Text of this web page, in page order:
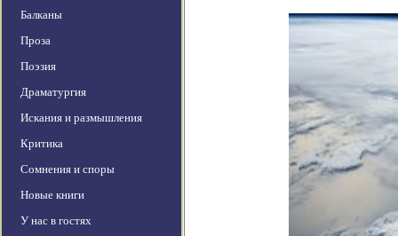
Балканы
Проза
Поэзия
Драматургия
Искания и размышления
Критика
Сомнения и споры
Новые книги
У нас в гостях